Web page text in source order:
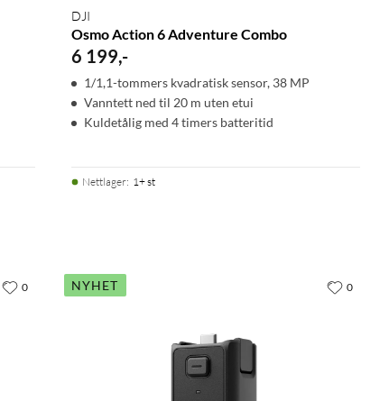
DJI
Osmo Action 6 Adventure Combo
6 199,-
1/1,1-tommers kvadratisk sensor, 38 MP
Vanntett ned til 20 m uten etui
Kuldetålig med 4 timers batteritid
Nettlager: 1+ st
0 NYHET 0